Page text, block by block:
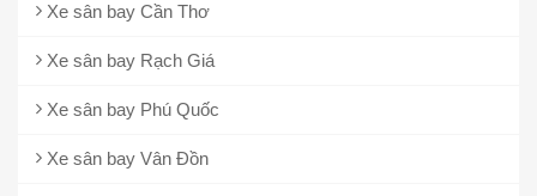
Xe sân bay Cần Thơ
Xe sân bay Rạch Giá
Xe sân bay Phú Quốc
Xe sân bay Vân Đồn